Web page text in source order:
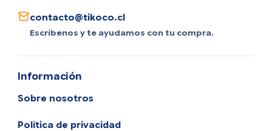
contacto@tikoco.cl
Escríbenos y te ayudamos con tu compra.
Información
Sobre nosotros
Política de privacidad